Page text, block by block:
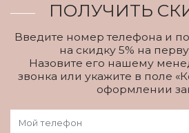
ПОЛУЧИТЬ
Введите номер телефона и
на скидку 5% на
Назовите его нашему
звонка или укажите в поле
оформлении